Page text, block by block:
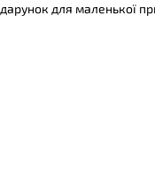
для маленької